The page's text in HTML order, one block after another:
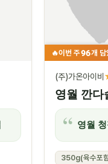
🔥이번 주96개 담
(주)가온아이비
영월 깐다
영월
350g(육수포